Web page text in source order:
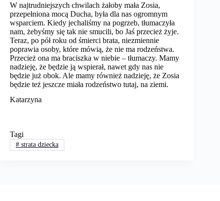
W najtrudniejszych chwilach żałoby mała Zosia,
przepełniona mocą Ducha, była dla nas ogromnym
wsparciem. Kiedy jechaliśmy na pogrzeb, tłumaczyła
nam, żebyśmy się tak nie smucili, bo Jaś przecież żyje.
Teraz, po pół roku od śmierci brata, niezmiennie
poprawia osoby, które mówią, że nie ma rodzeństwa.
Przecież ona ma braciszka w niebie – tłumaczy. Mamy
nadzieję, że będzie ją wspierał, nawet gdy nas nie
będzie już obok. Ale mamy również nadzieję, że Zosia
będzie też jeszcze miała rodzeństwo tutaj, na ziemi.
Katarzyna
Tagi
#strata dziecka